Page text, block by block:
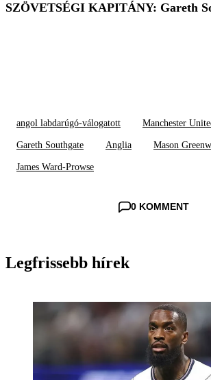
SZÖVETSÉGI KAPITÁNY: Gareth
angol labdarúgó-válogatott Manchester
Gareth Southgate Anglia Mason
James Ward-Prowse
0 KOMMENT
Legfrissebb hírek